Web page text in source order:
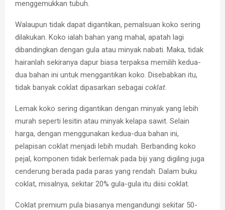
menggemukkan tubuh.
Walaupun tidak dapat digantikan, pemalsuan koko sering
dilakukan. Koko ialah bahan yang mahal, apatah lagi
dibandingkan dengan gula atau minyak nabati. Maka, tidak
hairanlah sekiranya dapur biasa terpaksa memilih kedua-
dua bahan ini untuk menggantikan koko. Disebabkan itu,
tidak banyak coklat dipasarkan sebagai coklat.
Lemak koko sering digantikan dengan minyak yang lebih
murah seperti lesitin atau minyak kelapa sawit. Selain
harga, dengan menggunakan kedua-dua bahan ini,
pelapisan coklat menjadi lebih mudah. Berbanding koko
pejal, komponen tidak berlemak pada biji yang digiling juga
cenderung berada pada paras yang rendah. Dalam buku
coklat, misalnya, sekitar 20% gula-gula itu diisi coklat.
Coklat premium pula biasanya mengandungi sekitar 50-